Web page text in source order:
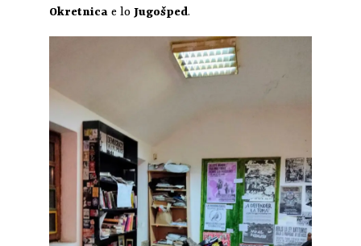
Okretnicae lo Jugošped.